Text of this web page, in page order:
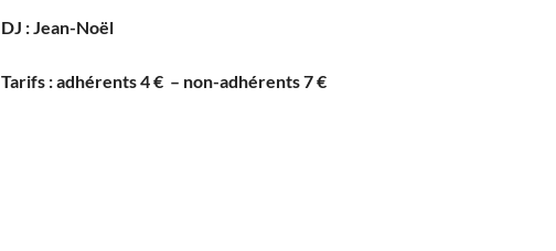
DJ : Jean-Noël
Tarifs : adhérents 4 € – non-adhérents 7 €